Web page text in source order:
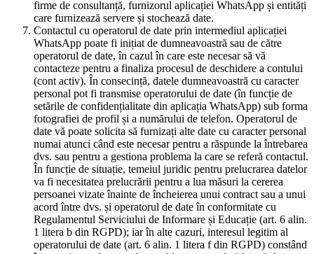
firme de consultanță, furnizorul aplicației WhatsApp și entități
care furnizează servere și stochează date.
Contactul cu operatorul de date prin intermediul aplicației
WhatsApp poate fi inițiat de dumneavoastră sau de către
operatorul de date, în cazul în care este necesar să vă
contacteze pentru a finaliza procesul de deschidere a contului
(cont activ). În consecință, datele dumneavoastră cu caracter
personal pot fi transmise operatorului de date (în funcție de
setările de confidențialitate din aplicația WhatsApp) sub forma
fotografiei de profil și a numărului de telefon. Operatorul de
date vă poate solicita să furnizați alte date cu caracter personal
numai atunci când este necesar pentru a răspunde la întrebarea
dvs. sau pentru a gestiona problema la care se referă contactul.
În funcție de situație, temeiul juridic pentru prelucrarea datelor
va fi necesitatea prelucrării pentru a lua măsuri la cererea
persoanei vizate înainte de încheierea unui contract sau a unui
acord între dvs. și operatorul de date în conformitate cu
Regulamentul Serviciului de Informare și Educație (art. 6 alin.
1 litera b din RGPD); iar în alte cazuri, interesul legitim al
operatorului de date (art. 6 alin. 1 litera f din RGPD) constând